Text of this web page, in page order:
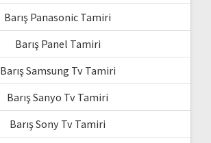
Barış Panasonic Tamiri
Barış Panel Tamiri
Barış Samsung Tv Tamiri
Barış Sanyo Tv Tamiri
Barış Sony Tv Tamiri